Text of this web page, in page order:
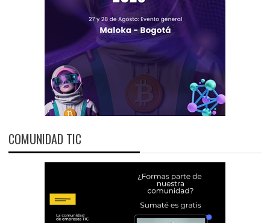
COMUNIDAD TIC